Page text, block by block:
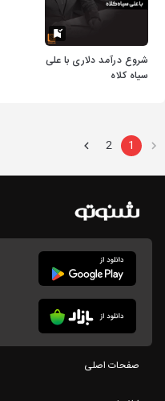
شروع درآمد دلاری با علی
سیاه کلاه
1
2
صفحات اصلی